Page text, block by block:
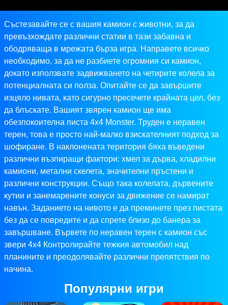
Състезавайте се с вашия камион с животни, за да
превъзхождате различни статии в тази забавна и
ободряваща в мрежата бърза игра. Направете всичко
необходимо, за да не разбиете огромния си камион,
докато използвате задвижването на четирите колела за
потенциалната си полза. Опитайте се да завършите
изцяло нивата, като сигурно пресечете крайната цел, без
да блъскате. Вашият звярен камион ще има
обезпокоителна писта 4x4 Monster. Труден е неравен
терен, това е просто най-малко взискателният подход за
шофиране. В наклонената територия бяха въведени
различни възпиращи фактори: хмел за дърва, хладилни
камиони, метални скелета, значителни пръстени и
различни конструкции. Също така колелата, дървените
кутии и занемарените конуси за движение се намират
навън. Заданието на нивото е да преминете през пистата
без да се повредите и да спрете близо до банера за
завършване. Вървете по неравен терен с камион със
звери 4x4 Контролирайте тежкия автомобил над
планините и преодолявайте различни препятствия по
начина.
Популярни игри